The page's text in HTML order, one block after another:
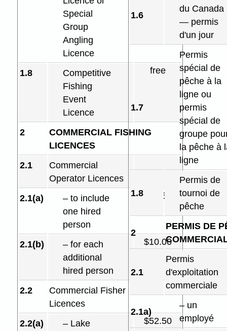
Special
Group
Angling
Licence
1.8
Competitive
Fishing
Event
Licence
free
2
COMMERCIAL FISHING
LICENCES
2.1
Commercial
Operator Licences
2.1(a)
– to include
one hired
person
$22.50
2.1(b)
– for each
additional
hired person
$10.00
2.2
Commercial Fisher
Licences
2.2(a)
– Lake
$52.50
1.6
du Canada
— permis
d'un jour
1.7
Permis
spécial de
pêche à la
ligne ou
permis
spécial de
groupe
la pêche à
ligne
1.8
Permis de
tournoi de
pêche
2
PERMIS DE
2.1
Permis
d'exploitation
commerciale
2.1a)
– un
employé